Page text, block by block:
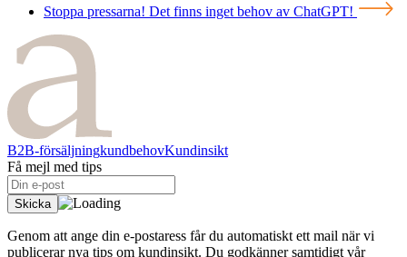
Stoppa pressarna! Det finns inget behov av ChatGPT!
B2B-försäljningkundbehovKundinsikt
Få mejl med tips
Genom att ange din e-postaress får du automatiskt ett mail när vi
publicerar nya tips om kundinsikt. Du godkänner samtidigt vår